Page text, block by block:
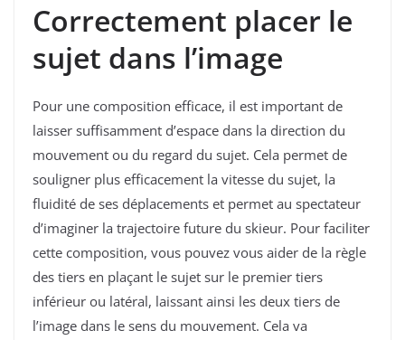
Correctement placer le
sujet dans l’image
Pour une composition efficace, il est important de
laisser suffisamment d’espace dans la direction du
mouvement ou du regard du sujet. Cela permet de
souligner plus efficacement la vitesse du sujet, la
fluidité de ses déplacements et permet au spectateur
d’imaginer la trajectoire future du skieur. Pour faciliter
cette composition, vous pouvez vous aider de la règle
des tiers en plaçant le sujet sur le premier tiers
inférieur ou latéral, laissant ainsi les deux tiers de
l’image dans le sens du mouvement. Cela va